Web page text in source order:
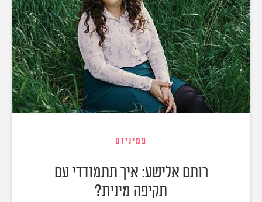
פמיניזם
רותם אלישע: איך תתמודדי עם
תקיפה מינית?